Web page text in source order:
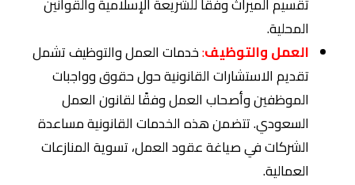
المحلية.
العمل والتوظيف:خدمات العمل والتوظيف تشمل
تقديم الاستشارات القانونية حول حقوق وواجبات
الموظفين وأصحاب العمل وفقًا لقانون العمل
السعودي. تتضمن هذه الخدمات القانونية مساعدة
الشركات في صياغة عقود العمل، تسوية المنازعات
العمالية.